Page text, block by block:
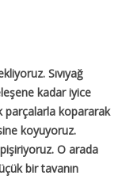
Sıvıyağ
kadar iyice
parçalarla kopararak
koyuyoruz.
O arada
bir tavanın